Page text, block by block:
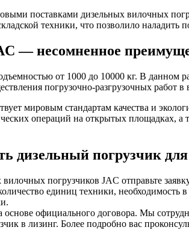
поставками дизельных вилочных
техники, что позволило
— несомненное
от 1000 до 10000 кг. В данном
погрузочно-разгрузочных работ
мировым стандартам качества и
операций на открытых
дизельный погрузчик
погрузчиков JAC отправьте
единиц техники, необходимость
основе официального договора. Мы
в лизинг. Более подробно вас